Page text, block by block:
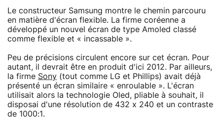
Le constructeur Samsung montre le chemin parcouru
en matière d'écran flexible. La firme coréenne a
développé un nouvel écran de type Amoled classé
comme flexible et « incassable ».
Peu de précisions circulent encore sur cet écran. Pour
autant, il devrait être en produit d'ici 2012. Par ailleurs,
la firme Sony (tout comme LG et Phillips) avait déjà
présenté un écran similaire « enroulable ». L'écran
utilisait alors la technologie Oled, pliable à souhait, il
disposai d'une résolution de 432 x 240 et un contraste
de 1000:1.